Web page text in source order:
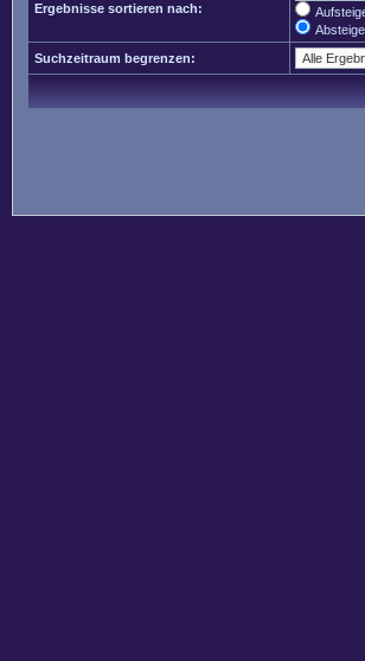
Ergebnisse sortieren nach:
Suchzeitraum begrenzen: